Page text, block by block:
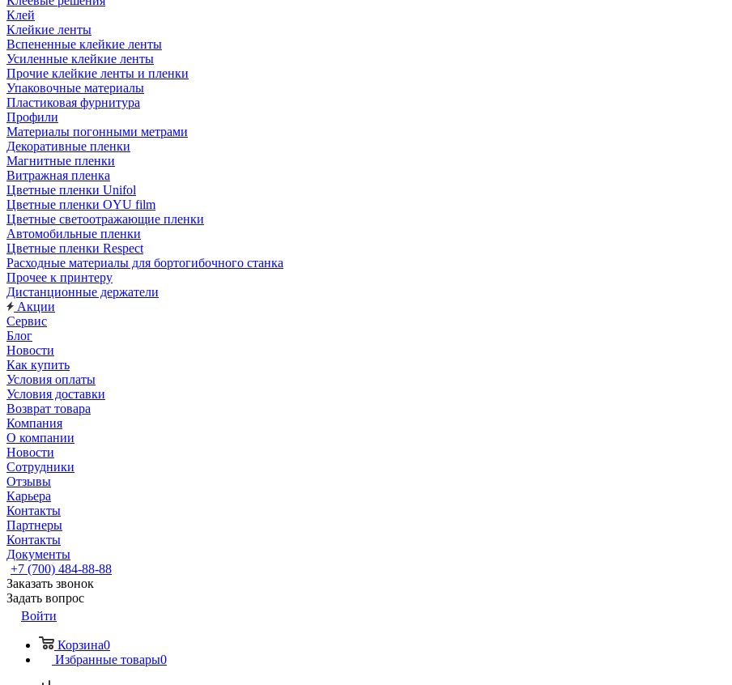
Клей
Клейкие ленты
Вспененные клейкие ленты
Усиленные клейкие ленты
Прочие клейкие ленты и пленки
Упаковочные материалы
Пластиковая фурнитура
Профили
Материалы погонными метрами
Декоративные пленки
Магнитные пленки
Витражная пленка
Цветные пленки Unifol
Цветные пленки OYU film
Цветные светоотражающие пленки
Автомобильные пленки
Цветные пленки Respect
Расходные материалы для бортогибочного станка
Прочее к принтеру
Дистанционные держатели
Акции
Сервис
Блог
Новости
Как купить
Условия оплаты
Условия доставки
Возврат товара
Компания
О компании
Новости
Сотрудники
Отзывы
Карьера
Контакты
Партнеры
Контакты
Документы
+7 (700) 484-88-88
Заказать звонок
Задать вопрос
Войти
Корзина0
Избранные товары0